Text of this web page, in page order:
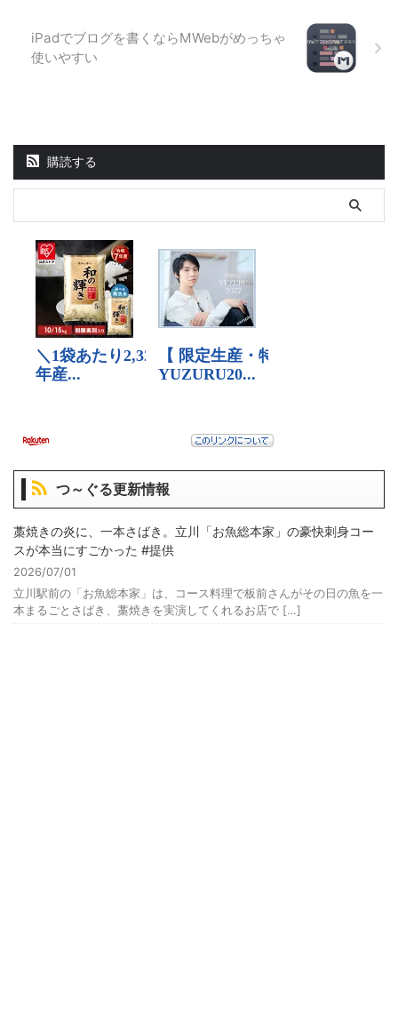
iPadでブログを書くならMWebがめっちゃ
使いやすい
購読する
つ～ぐる更新情報
藁焼きの炎に、一本さばき。立川「お魚総本家」の豪快刺身コー
スが本当にすごかった #提供
2026/07/01
立川駅前の「お魚総本家」は、コース料理で板前さんがその日の魚を一
本まるごとさばき、藁焼きを実演してくれるお店で […]